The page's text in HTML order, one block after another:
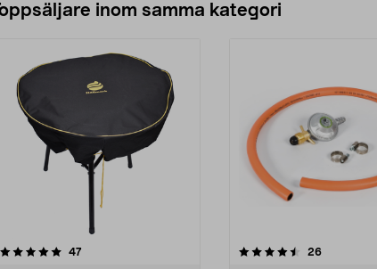
inom samma kategori
47recensioner
4.5 av 5 stjärnor 26recensioner
4.5 av 5 stjärnor